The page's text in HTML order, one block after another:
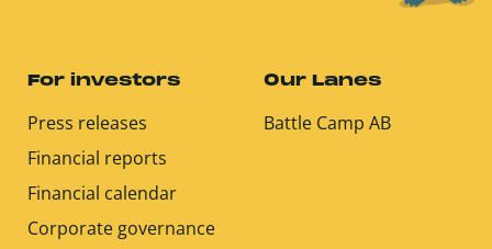
For investors
Press releases
Financial reports
Financial calendar
Corporate governance
Our Lanes
Battle Camp AB